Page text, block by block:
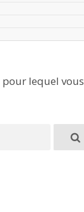
pour lequel vous